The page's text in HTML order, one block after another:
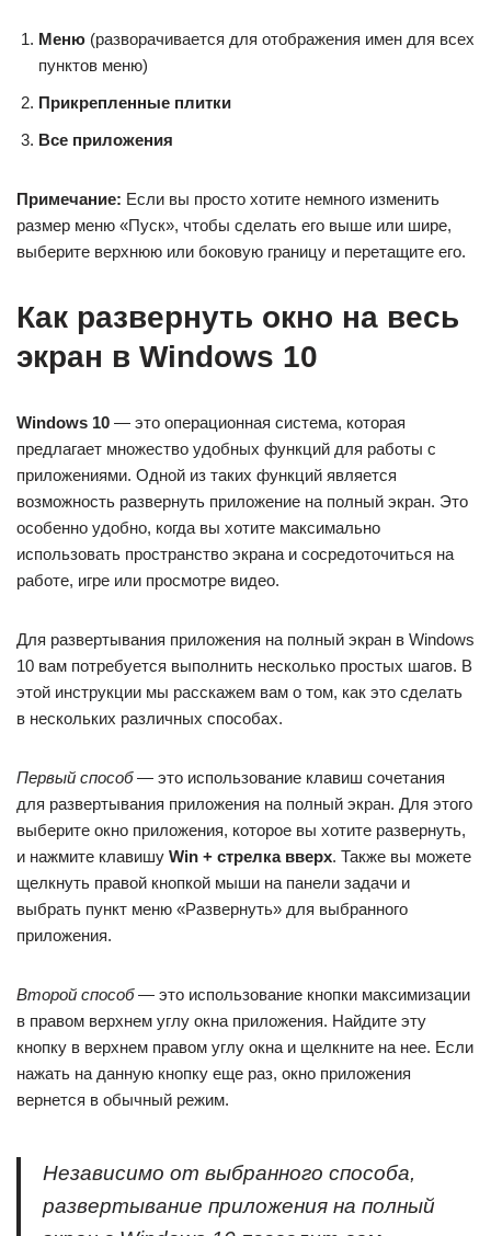
Меню (разворачивается для отображения имен для всех
пунктов меню)
Прикрепленные плитки
Все приложения
Примечание: Если вы просто хотите немного изменить
размер меню «Пуск», чтобы сделать его выше или шире,
выберите верхнюю или боковую границу и перетащите его.
Как развернуть окно на весь
экран в Windows 10
Windows 10 — это операционная система, которая
предлагает множество удобных функций для работы с
приложениями. Одной из таких функций является
возможность развернуть приложение на полный экран. Это
особенно удобно, когда вы хотите максимально
использовать пространство экрана и сосредоточиться на
работе, игре или просмотре видео.
Для развертывания приложения на полный экран в Windows
10 вам потребуется выполнить несколько простых шагов. В
этой инструкции мы расскажем вам о том, как это сделать
в нескольких различных способах.
Первый способ— это использование клавиш сочетания
для развертывания приложения на полный экран. Для этого
выберите окно приложения, которое вы хотите развернуть,
и нажмите клавишу Win + стрелка вверх. Также вы можете
щелкнуть правой кнопкой мыши на панели задачи и
выбрать пункт меню «Развернуть» для выбранного
приложения.
Второй способ— это использование кнопки максимизации
в правом верхнем углу окна приложения. Найдите эту
кнопку в верхнем правом углу окна и щелкните на нее. Если
нажать на данную кнопку еще раз, окно приложения
вернется в обычный режим.
Независимо от выбранного способа,
развертывание приложения на полный